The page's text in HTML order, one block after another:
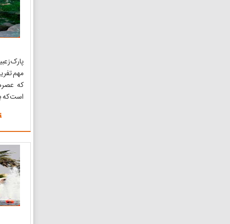
پارک
مهم
که
است که
نمونه
محل
گونه
وج...